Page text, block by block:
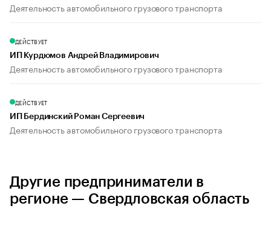
Деятельность автомобильного грузового транспорта
ДЕЙСТВУЕТ
ИП Курдюмов Андрей Владимирович
Деятельность автомобильного грузового транспорта
ДЕЙСТВУЕТ
ИП Бердинский Роман Сергеевич
Деятельность автомобильного грузового транспорта
Другие предприниматели в
регионе — Свердловская область